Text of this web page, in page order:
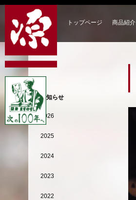
トップページ 商品紹介
お知らせ
2026
2025
2024
2023
2022